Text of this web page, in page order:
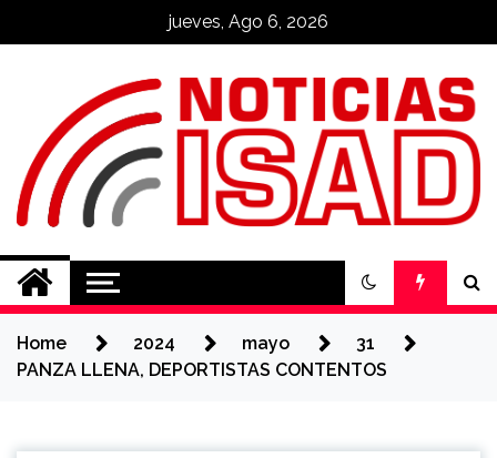
jueves, Ago 6, 2026
Noticias ISAD
REALIZADO POR NUESTROS
Home 2024 mayo
31
PANZA LLENA, DEPORTISTAS CONTENTOS